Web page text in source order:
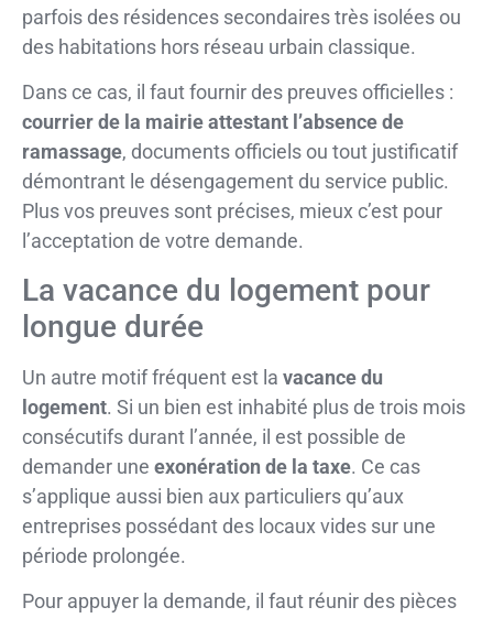
parfois des résidences secondaires très isolées ou
des habitations hors réseau urbain classique.
Dans ce cas, il faut fournir des preuves officielles :
courrier de la mairie attestant l’absence de
ramassage, documents officiels ou tout justificatif
démontrant le désengagement du service public.
Plus vos preuves sont précises, mieux c’est pour
l’acceptation de votre demande.
La vacance du logement pour
longue durée
Un autre motif fréquent est la vacance du
logement. Si un bien est inhabité plus de trois mois
consécutifs durant l’année, il est possible de
demander une exonération de la taxe. Ce cas
s’applique aussi bien aux particuliers qu’aux
entreprises possédant des locaux vides sur une
période prolongée.
Pour appuyer la demande, il faut réunir des pièces